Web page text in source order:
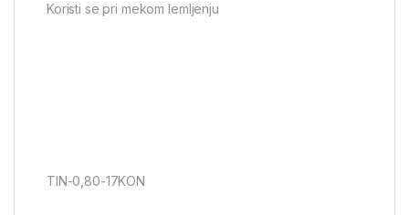
Koristi se pri mekom lemljenju
TIN-0,80-17KON